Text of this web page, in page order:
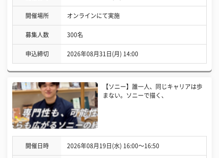
開催場所 オンラインにて実施
募集人数 300名
申込締切 2026年08月31日(月) 14:00
【ソニー】誰一人、同じキャリアは歩
まない。ソニーで描く、
開催日時 2026年08月19日(水) 16:00〜16:50